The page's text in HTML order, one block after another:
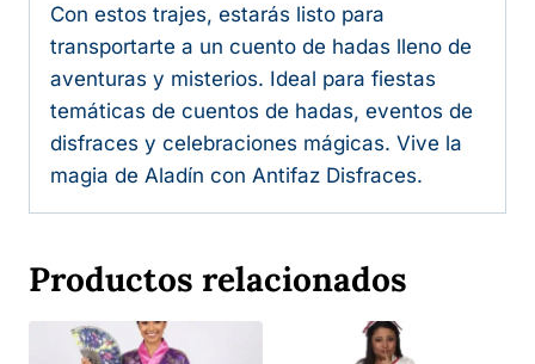
Con estos trajes, estarás listo para
transportarte a un cuento de hadas lleno de
aventuras y misterios. Ideal para fiestas
temáticas de cuentos de hadas, eventos de
disfraces y celebraciones mágicas. Vive la
magia de Aladín con Antifaz Disfraces.
Productos relacionados